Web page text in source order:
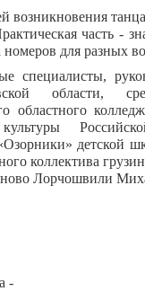
возникновения
часть -
для разных
специалисты,
области,
областного
детской
коллектива
Лорчошвили
-